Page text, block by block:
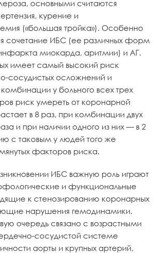
основными считаются
курение и
(«большая тройка»). Особенно
сочетание ИБС (ее различных форм
миокарда, аритмии) и АГ.
имеет самый высокий риск
сосудистых осложнений и
у больного всех трех
риск умереть от коронарной
в 8 раз, при комбинации двух
и при наличии одного из них — в 2
с таковым у людей того же
факторов риска.
ИБС важную роль играют
и функциональные
к стенозированию коронарных
нарушения гемодинамики.
очередь связано с возрастными
сосудистой системе
аорты и крупных артерий,